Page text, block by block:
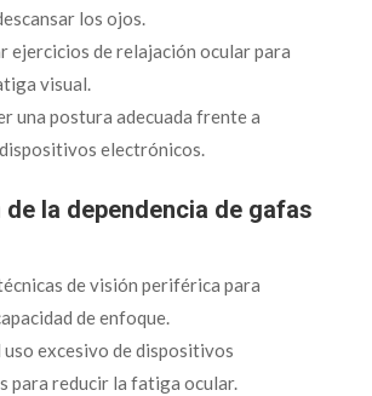
los ojos.
ejercicios de relajación ocular para
visual.
una postura adecuada frente a
electrónicos.
de la dependencia de gafas
de visión periférica para
de enfoque.
excesivo de dispositivos
para reducir la fatiga ocular.